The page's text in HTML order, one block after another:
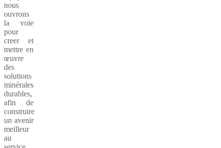
nous
ouvrons
la voie
pour
creer et
mettre en
œuvre
des
solutions
minérales
durables,
afin de
construire
un avenir
meilleur
au